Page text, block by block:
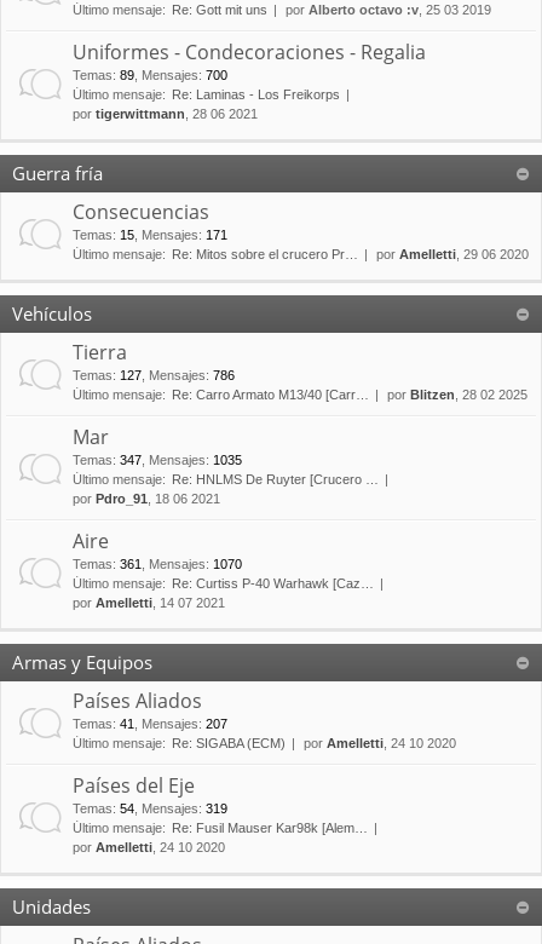
Último mensaje:
Re: Gott mit uns por Alberto octavo :v , 25 03 2019
Uniformes - Condecoraciones - Regalia
Temas: 89 Mensajes: 700
Último mensaje:
Re: Laminas - Los Freikorps
por tigerwittmann , 28 06 2021
Guerra fría
Consecuencias
Temas: 15 Mensajes: 171
Último mensaje:
Re: Mitos sobre el crucero Pr… por Amelletti , 29 06 2020
Vehículos
Tierra
Temas: 127 Mensajes: 786
Último mensaje:
Re: Carro Armato M13/40 [Carr… por Blitzen , 28 02 2025
Mar
Temas: 347 Mensajes: 1035
Último mensaje:
Re: HNLMS De Ruyter [Crucero …
por Pdro_91 , 18 06 2021
Aire
Temas: 361 Mensajes: 1070
Último mensaje:
Re: Curtiss P-40 Warhawk [Caz…
por Amelletti , 14 07 2021
Armas y Equipos
Países Aliados
Temas: 41 Mensajes: 207
Último mensaje:
Re: SIGABA (ECM) por Amelletti , 24 10 2020
Países del Eje
Temas: 54 Mensajes: 319
Último mensaje:
Re: Fusil Mauser Kar98k [Alem…
por Amelletti , 24 10 2020
Unidades